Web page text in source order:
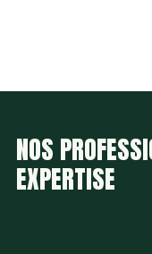
NOS
EXPERTISE